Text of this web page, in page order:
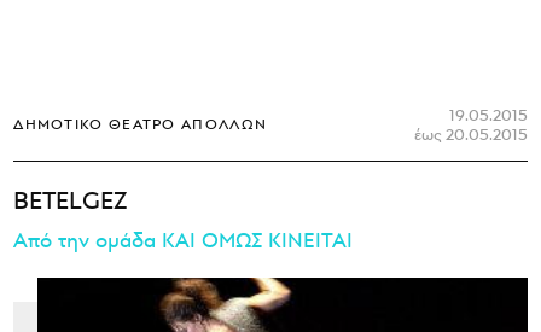
19.05.2015
έως 20.05.2015
ΔΗΜΟΤΙΚΌ ΘΈΑΤΡΟ ΑΠΌΛΛΩΝ
BETELGEZ
Από την ομάδα ΚAI ΟΜΩΣ ΚΙΝΕΙΤΑΙ